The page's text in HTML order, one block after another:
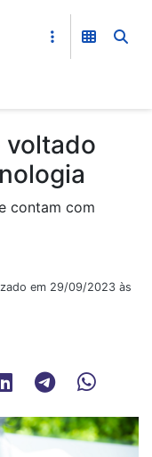
voltado
contam com
em 29/09/2023 às